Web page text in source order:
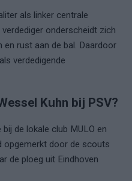
als linker centrale
onderscheidt zich
en rust aan de bal. Daardoor
verdedigende
Kuhn bij PSV?
de lokale club MULO en
opgemerkt door de scouts
de ploeg uit Eindhoven